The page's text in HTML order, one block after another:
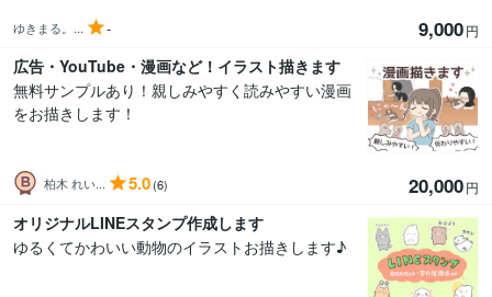
ゆきまる。... - 9,000円
広告・YouTube・漫画など！イラスト描きます
無料サンプルあり！親しみやすく読みやすい漫画
をお描きします！
柏木 れい... 5.0(6) 20,000円
オリジナルLINEスタンプ作成します
ゆるくてかわいい動物のイラストお描きします♪